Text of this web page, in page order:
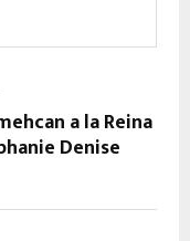
a la Reina
Denise